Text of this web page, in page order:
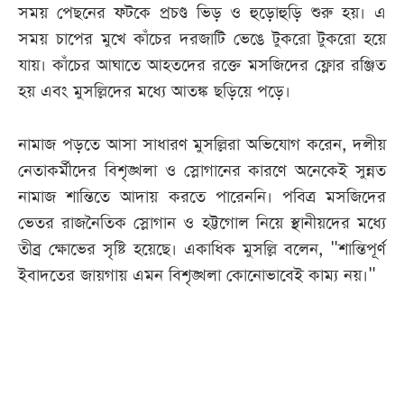
সময় পেছনের ফটকে প্রচণ্ড ভিড় ও হুড়োহুড়ি শুরু হয়। এ
সময় চাপের মুখে কাঁচের দরজাটি ভেঙে টুকরো টুকরো হয়ে
যায়। কাঁচের আঘাতে আহতদের রক্তে মসজিদের ফ্লোর রঞ্জিত
হয় এবং মুসল্লিদের মধ্যে আতঙ্ক ছড়িয়ে পড়ে।
নামাজ পড়তে আসা সাধারণ মুসল্লিরা অভিযোগ করেন, দলীয়
নেতাকর্মীদের বিশৃঙ্খলা ও স্লোগানের কারণে অনেকেই সুন্নত
নামাজ শান্তিতে আদায় করতে পারেননি। পবিত্র মসজিদের
ভেতর রাজনৈতিক স্লোগান ও হট্টগোল নিয়ে স্থানীয়দের মধ্যে
তীব্র ক্ষোভের সৃষ্টি হয়েছে। একাধিক মুসল্লি বলেন, "শান্তিপূর্ণ
ইবাদতের জায়গায় এমন বিশৃঙ্খলা কোনোভাবেই কাম্য নয়।"